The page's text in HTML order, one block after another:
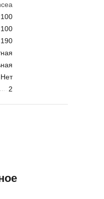
100
100
190
Нет
2